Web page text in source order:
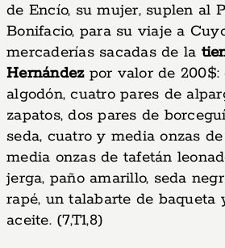
de Encío, su mujer, suplen al
Bonifacio, para su viaje a
mercaderías sacadas de la
Hernándezpor valor de 200$:
algodón, cuatro pares de
zapatos, dos pares de
seda, cuatro y media onzas
media onzas de tafetán
jerga, paño amarillo, seda
rapé, un talabarte de baqueta
aceite. (7,T1,8)